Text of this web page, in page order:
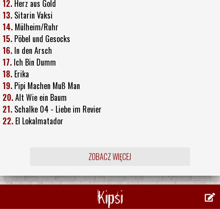
12. Herz aus Gold
13. Sitarin Vaksi
14. Mülheim/Ruhr
15. Pöbel und Gesocks
16. In den Arsch
17. Ich Bin Dumm
18. Erika
19. Pipi Machen Muß Man
20.Alt Wie ein Baum
21. Schalke 04 - Liebe im Revier
22. El Lokalmatador
ZOBACZ WIĘCEJ
Kipsi